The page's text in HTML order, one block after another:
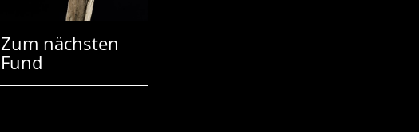
Zum nächsten
Fund